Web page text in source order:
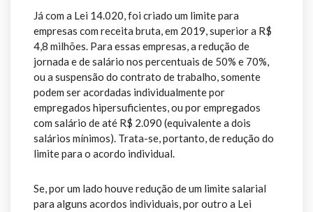
Já com a Lei 14.020, foi criado um limite para
empresas com receita bruta, em 2019, superior a R$
4,8 milhões. Para essas empresas, a redução de
jornada e de salário nos percentuais de 50% e 70%,
ou a suspensão do contrato de trabalho, somente
podem ser acordadas individualmente por
empregados hipersuficientes, ou por empregados
com salário de até R$ 2.090 (equivalente a dois
salários mínimos). Trata-se, portanto, de redução do
limite para o acordo individual.
Se, por um lado houve redução de um limite salarial
para alguns acordos individuais, por outro a Lei